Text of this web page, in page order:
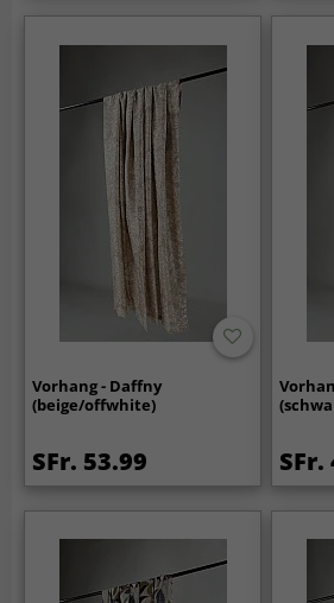
Vorhang - Daffny
(beige/offwhite)
SFr. 53.99 SFr.